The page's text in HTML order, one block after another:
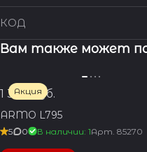
КОД
Вам также может
Акция
1 350 руб.
ARMO L795
5 0 В наличии: 1Арт. 85270